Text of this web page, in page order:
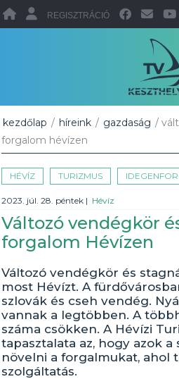
REGISZTRÁCIÓ
kezdőlap / híreink / gazdaság /
forgalom hévízen
HÉVÍZ TURIZMUS
2023. júl. 28. péntek | Hévíz
Változó vendégkör
forgalom Hévízen
Változó vendégkör és
most Hévízt. A
szlovák és cseh vendég.
vannak a legtöbben. A
száma csökken. A Hévízi
tapasztalata az, hogy azok
növelni a forgalmukat, ahol
szolgáltatás.